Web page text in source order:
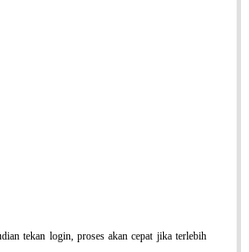
tekan login, proses akan cepat jika terlebih